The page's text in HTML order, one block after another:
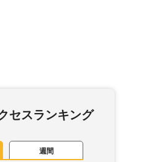
セスランキング
週間